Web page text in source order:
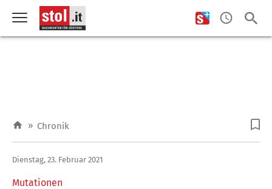
» Chronik
Mutationen
Dienstag, 23. Februar 2021